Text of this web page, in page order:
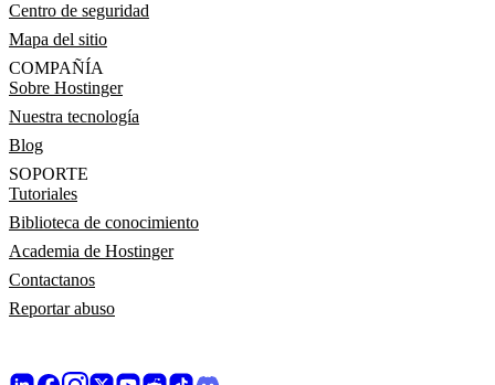
Centro de seguridad
Mapa del sitio
COMPAÑÍA
Sobre Hostinger
Nuestra tecnología
Blog
SOPORTE
Tutoriales
Biblioteca de conocimiento
Academia de Hostinger
Contactanos
Reportar abuso